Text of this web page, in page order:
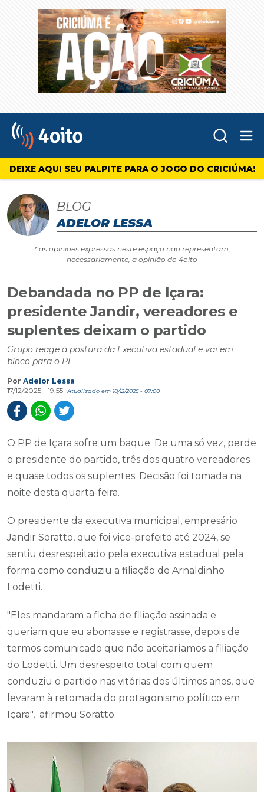
4oito
DEIXE AQUI SEU PALPITE PARA O JOGO DO CRICIÚMA!
BLOG
ADELOR LESSA
* as opiniões expressas neste espaço não representam,
necessariamente, a opinião do 4oito
Debandada no PP de Içara:
presidente Jandir, vereadores e
suplentes deixam o partido
Grupo reage à postura da Executiva estadual e vai em
bloco para o PL
Por Adelor Lessa
17/12/2025 - 19:55
Atualizado em 18/12/2025 - 07:00
O PP de Içara sofre um baque. De uma só vez, perde
o presidente do partido, três dos quatro vereadores
e quase todos os suplentes. Decisão foi tomada na
noite desta quarta-feira.
O presidente da executiva municipal, empresário
Jandir Soratto, que foi vice-prefeito até 2024, se
sentiu desrespeitado pela executiva estadual pela
forma como conduziu a filiação de Arnaldinho
Lodetti.
"Eles mandaram a ficha de filiação assinada e
queriam que eu abonasse e registrasse, depois de
termos comunicado que não aceitaríamos a filiação
do Lodetti. Um desrespeito total com quem
conduziu o partido nas vitórias dos últimos anos, que
levaram à retomada do protagonismo político em
Içara", afirmou Soratto.